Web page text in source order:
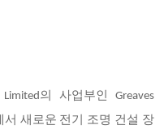
Limited의 사업부인 Greaves
서 새로운 전기 조명 건설 장